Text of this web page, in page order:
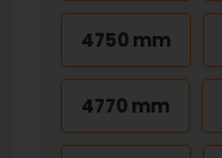
4750 mm
4770 mm